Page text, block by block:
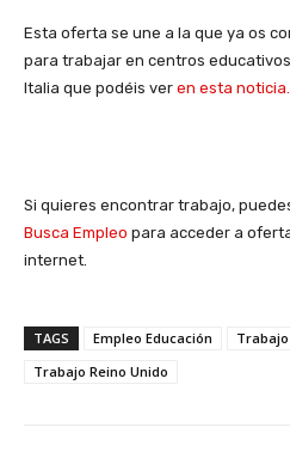
Esta oferta se une a la que ya os
para trabajar en centros
Italia que podéis ver en esta noticia.
Si quieres encontrar trabajo,
Busca Empleo para acceder a
internet.
TAGS Empleo Educación
Trabajo Reino Unido